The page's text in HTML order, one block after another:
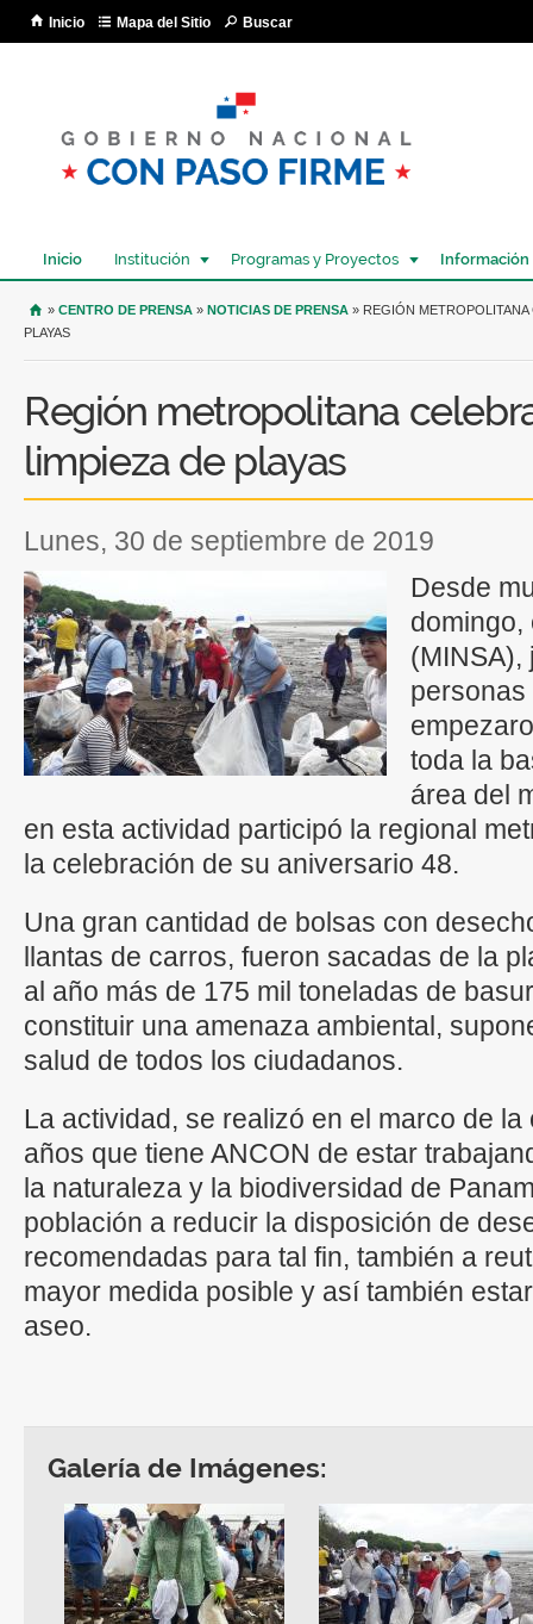
Inicio Mapa del Sitio Buscar
Inicio Institución Programas y Proyectos Información
USTED SE ENCUENTRA AQUÍ
» CENTRO DE PRENSA » NOTICIAS DE PRENSA » REGIÓN METROPOLITANA
PLAYAS
Región metropolitana
limpieza de playas
lunes, 30 de septiembre de 2019
Desde
domingo,
(MINSA),
toda la
área del
en esta actividad participó la regional
la celebración de su aniversario 48.
Una gran cantidad de bolsas con
llantas de carros, fueron sacadas de la
al año más de 175 mil toneladas de
constituir una amenaza ambiental,
salud de todos los ciudadanos.
La actividad, se realizó en el marco de
años que tiene ANCON de estar
la naturaleza y la biodiversidad de
población a reducir la disposición de
recomendadas para tal fin, también a
mayor medida posible y así también
aseo.
Galería de Imágenes: